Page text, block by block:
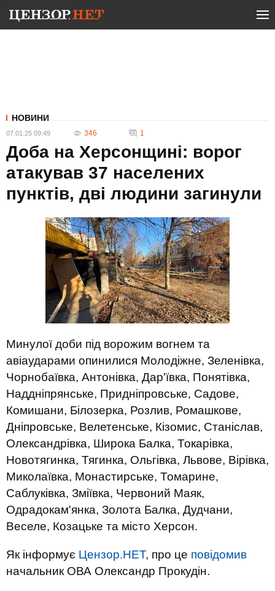
НОВИНИ
07.01.25 09:49 346 1
Доба на Херсонщині: ворог
атакував 37 населених
пунктів, дві людини загинули
Минулої доби під ворожим вогнем та
авіаударами опинилися Молодіжне, Зеленівка,
Чорнобаївка, Антонівка, Дар'ївка, Понятівка,
Наддніпрянське, Придніпровське, Садове,
Комишани, Білозерка, Розлив, Ромашкове,
Дніпровське, Велетенське, Кізомис, Станіслав,
Олександрівка, Широка Балка, Токарівка,
Новотягинка, Тягинка, Ольгівка, Львове, Вірівка,
Миколаївка, Монастирське, Томарине,
Саблуківка, Зміївка, Червоний Маяк,
Одрадокам'янка, Золота Балка, Дудчани,
Веселе, Козацьке та місто Херсон.
Як інформує Цензор.НЕТ, про це повідомив
начальник ОВА Олександр Прокудін.